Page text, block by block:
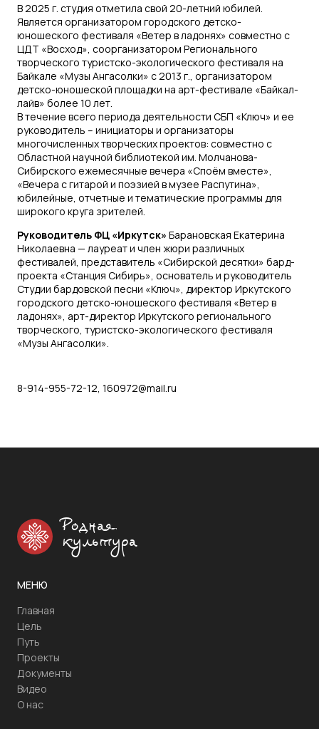
В 2025 г. студия отметила свой 20-летний юбилей.
Является организатором городского детско-
юношеского фестиваля «Ветер в ладонях» совместно с
ЦДТ «Восход», соорганизатором Регионального
творческого туристско-экологического фестиваля на
Байкале «Музы Ангасолки» с 2013 г., организатором
детско-юношеской площадки на арт-фестивале «Байкал-
лайв» более 10 лет.
В течение всего периода деятельности СБП «Ключ» и ее
руководитель – инициаторы и организаторы
многочисленных творческих проектов: совместно с
Областной научной библиотекой им. Молчанова-
Сибирского ежемесячные вечера «Споём вместе»,
«Вечера с гитарой и поэзией в музее Распутина»,
юбилейные, отчетные и тематические программы для
широкого круга зрителей.
Руководитель ФЦ «Иркутск» Барановская Екатерина
Николаевна — лауреат и член жюри различных
фестивалей, представитель «Сибирской десятки» бард-
проекта «Станция Сибирь», основатель и руководитель
Студии бардовской песни «Ключ», директор Иркутского
городского детско-юношеского фестиваля «Ветер в
ладонях», арт-директор Иркутского регионального
творческого, туристско-экологического фестиваля
«Музы Ангасолки».
8-914-955-72-12, 160972@mail.ru
Родная
культура
МЕНЮ
Главная
Цель
Путь
Проекты
Документы
Видео
О нас